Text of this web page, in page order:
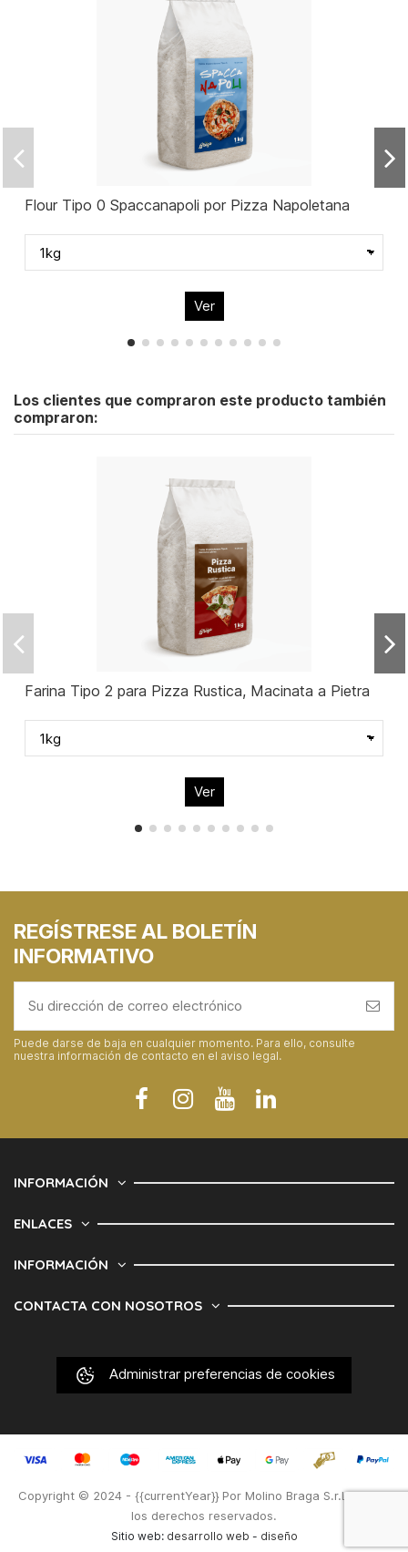
Flour Tipo 0 Spaccanapoli por Pizza Napoletana
Ver
Los clientes que compraron este producto también
compraron:
Farina Tipo 2 para Pizza Rustica, Macinata a Pietra
Ver
REGÍSTRESE AL BOLETÍN
INFORMATIVO
Puede darse de baja en cualquier momento. Para ello, consulte
nuestra información de contacto en el aviso legal.
INFORMACIÓN
ENLACES
INFORMACIÓN
CONTACTA CON NOSOTROS
Administrar preferencias de cookies
Copyright © 2024 - {{currentYear}} Por Molino Braga S.r.L. Todos
los derechos reservados.
Sitio web: desarrollo web - diseño